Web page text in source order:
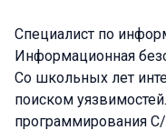
Специалист по
Информационная
Со школьных лет
поиском
программирования